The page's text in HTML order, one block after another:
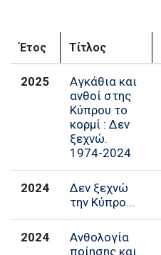
Έτος Τίτλος
2025
Αγκάθια και
ανθοί στης
Κύπρου το
κορμί : Δεν
ξεχνώ.
1974-2024
2024
Δεν ξεχνώ
την Κύπρο...
2024
Ανθολογία
ποίησης και